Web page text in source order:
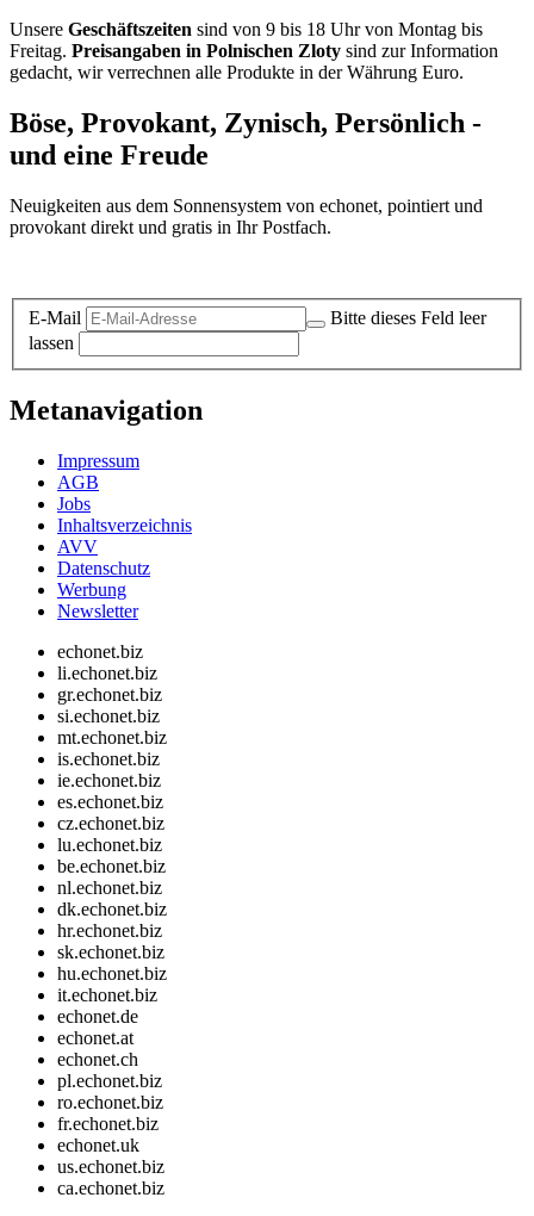
Unsere Geschäftszeiten sind von 9 bis 18 Uhr von Montag bis
Freitag. Preisangaben in Polnischen Zloty sind zur Information
gedacht, wir verrechnen alle Produkte in der Währung Euro.
Böse, Provokant, Zynisch, Persönlich -
und eine Freude
Neuigkeiten aus dem Sonnensystem von echonet, pointiert und
provokant direkt und gratis in Ihr Postfach.
E-Mail
Bitte dieses Feld leer
lassen
Metanavigation
Impressum
AGB
Jobs
Inhaltsverzeichnis
AVV
Datenschutz
Werbung
Newsletter
echonet.biz
li.echonet.biz
gr.echonet.biz
si.echonet.biz
mt.echonet.biz
is.echonet.biz
ie.echonet.biz
es.echonet.biz
cz.echonet.biz
lu.echonet.biz
be.echonet.biz
nl.echonet.biz
dk.echonet.biz
hr.echonet.biz
sk.echonet.biz
hu.echonet.biz
it.echonet.biz
echonet.de
echonet.at
echonet.ch
pl.echonet.biz
ro.echonet.biz
fr.echonet.biz
echonet.uk
us.echonet.biz
ca.echonet.biz